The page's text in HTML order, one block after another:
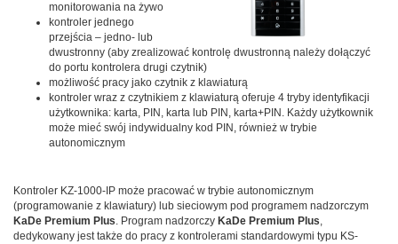
monitorowania na żywo
kontroler jednego
przejścia – jedno- lub
dwustronny (aby zrealizować kontrolę dwustronną należy dołączyć
do portu kontrolera drugi czytnik)
możliwość pracy jako czytnik z klawiaturą
kontroler wraz z czytnikiem z klawiaturą oferuje 4 tryby identyfikacji
użytkownika: karta, PIN, karta lub PIN, karta+PIN. Każdy użytkownik
może mieć swój indywidualny kod PIN, również w trybie
autonomicznym
Kontroler KZ-1000-IP może pracować w trybie autonomicznym
(programowanie z klawiatury) lub sieciowym pod programem nadzorczym
KaDe Premium Plus. Program nadzorczy KaDe Premium Plus,
dedykowany jest także do pracy z kontrolerami standardowymi typu KS-